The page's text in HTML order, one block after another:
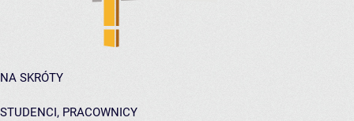
NA SKRÓTY
STUDENCI, PRACOWNICY